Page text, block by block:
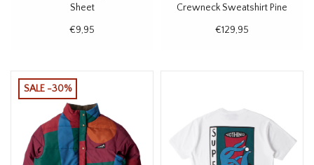
Sheet
€9,95
Crewneck Sweatshirt Pine
€129,95
SALE -30%